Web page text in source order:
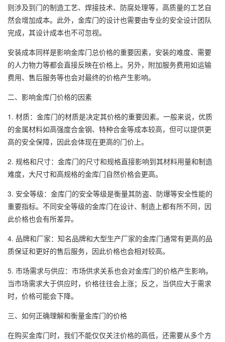
则涉及到门的制造工艺、焊接技术、防腐处理等，高质量的工艺自
然会增加成本。此外，金库门的设计也需要由专业的安全设计团队
完成，其设计成本也不可忽视。
安装成本同样是影响金库门总价格的重要因素，安装的难度、需要
的人力物力等都会直接反映在价格上。另外，附加服务费用如运输
费用、售后服务等也会对最终的价格产生影响。
二、影响金库门价格的因素
1. 材质：金库门的材质是决定其价格的重要因素。一般来说，优质
的金属材料如高强度合金钢、特种合金等成本较高，但可以提供更
高的安全保障，因此会体现在更高的门价上。
2. 规格和尺寸：金库门的尺寸和规格直接影响到其材料用量和制造
难度，大尺寸和高规格的金库门自然价格会更高。
3. 安全等级：金库门的安全等级是衡量其防盗、防爆等安全性能的
重要指标。不同安全等级的金库门在设计、制造上都有所不同，因
此价格也会有所差异。
4. 品牌和厂家：知名品牌和大型生产厂家的金库门通常有更高的品
质保证和更好的售后服务，因此价格也会相对较高。
5. 市场需求与供应：市场供求关系也会对金库门的价格产生影响。
当市场需求大于供应时，价格往往会上涨；反之，当供应大于需求
时，价格可能会下降。
三、如何正确理解和衡量金库门的价格
在购买金库门时，我们不能仅仅关注价格的高低，还需要从多个方